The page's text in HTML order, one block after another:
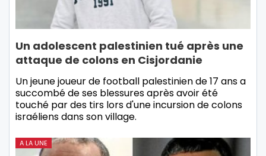
Un adolescent palestinien tué après une
attaque de colons en Cisjordanie
Un jeune joueur de football palestinien de 17 ans a
succombé de ses blessures après avoir été
touché par des tirs lors d'une incursion de colons
israéliens dans son village.
A LA UNE